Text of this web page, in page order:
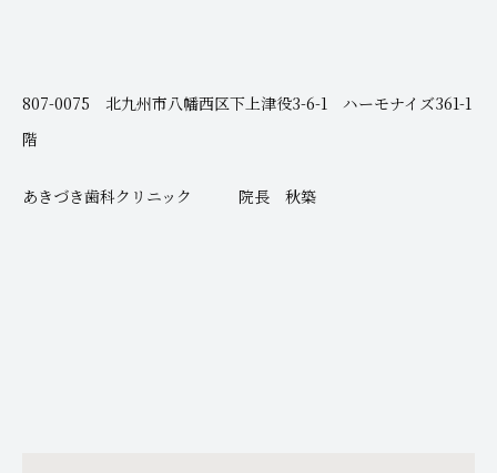
807-0075 北九州市八幡西区下上津役3-6-1 ハーモナイズ361-1
階
あきづき歯科クリニック 院長 秋築